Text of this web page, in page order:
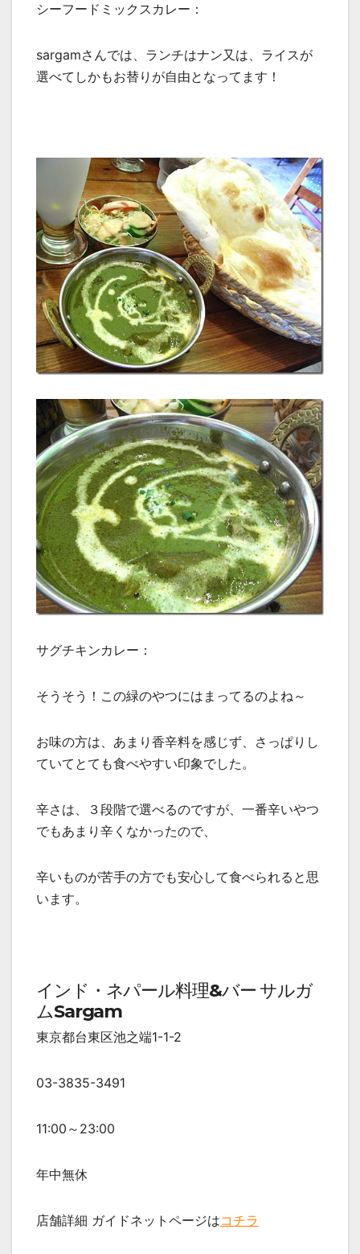
シーフードミックスカレー：
sargamさんでは、ランチはナン又は、ライスが
選べてしかもお替りが自由となってます！
サグチキンカレー：
そうそう！この緑のやつにはまってるのよね～
お味の方は、あまり香辛料を感じず、さっぱりし
ていてとても食べやすい印象でした。
辛さは、３段階で選べるのですが、一番辛いやつ
でもあまり辛くなかったので、
辛いものが苦手の方でも安心して食べられると思
います。
インド・ネパール料理&バー サルガ
ムSargam
東京都台東区池之端1-1-2
03-3835-3491
11:00～23:00
年中無休
店舗詳細 ガイドネットページはコチラ